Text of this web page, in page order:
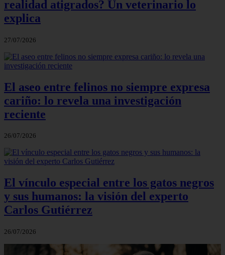
realidad atigrados? Un veterinario lo
explica
27/07/2026
El aseo entre felinos no siempre expresa
cariño: lo revela una investigación
reciente
26/07/2026
El vínculo especial entre los gatos negros
y sus humanos: la visión del experto
Carlos Gutiérrez
26/07/2026